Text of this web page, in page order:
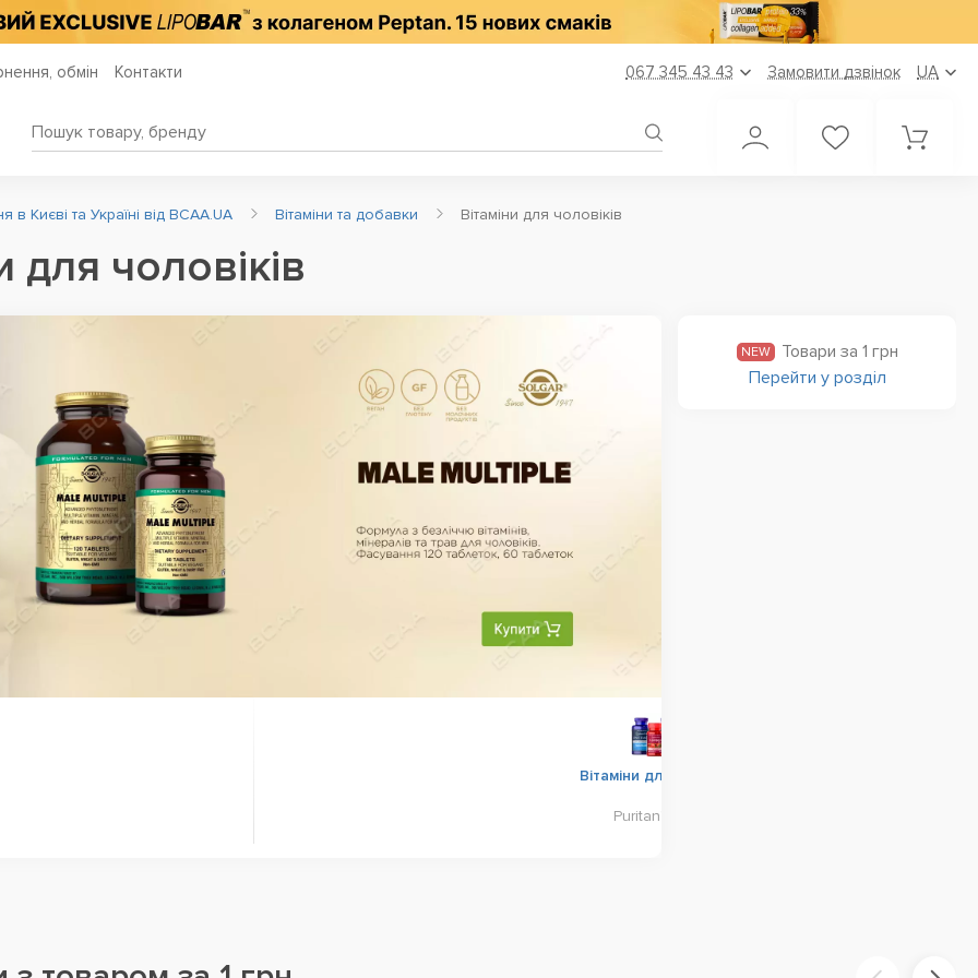
обмін Контакти 067 345 43 43 Замовити дзвінок UA
Києві та Україні від BCAA.UA Вітаміни та добавки Вітаміни для чоловіків
для чоловіків
Вітаміни для чоловіків
Puritan's Pride
NEW
Товари за 1 грн
Перейти у розділ